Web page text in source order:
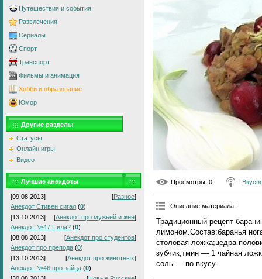
Путешествия и события
Развлечения
Сериалы
Спорт
Транспорт
Фильмы и анимация
Хобби и образование
Юмор
Другие разделы
Статусы
Онлайн игры
Видео
Лучшие анекдоты
[09.08.2013] [Разное]
Анекдот Стивен сигал (0)
[13.10.2013]
[Анекдот про мужьей и жен]
Анекдот №47 Пила? (0)
[08.08.2013]
[Анекдот про студентов]
Анекдот про препода (0)
[13.10.2013]
[Анекдот про животных]
Анекдот №46 про зайца (0)
Просмотры: 0
Описание материала:
Традиционный рецепт
лимоном.Состав:баранья
столовая ложка;цедра
зубчик;тмин — 1 чайная
соль — по вкусу.